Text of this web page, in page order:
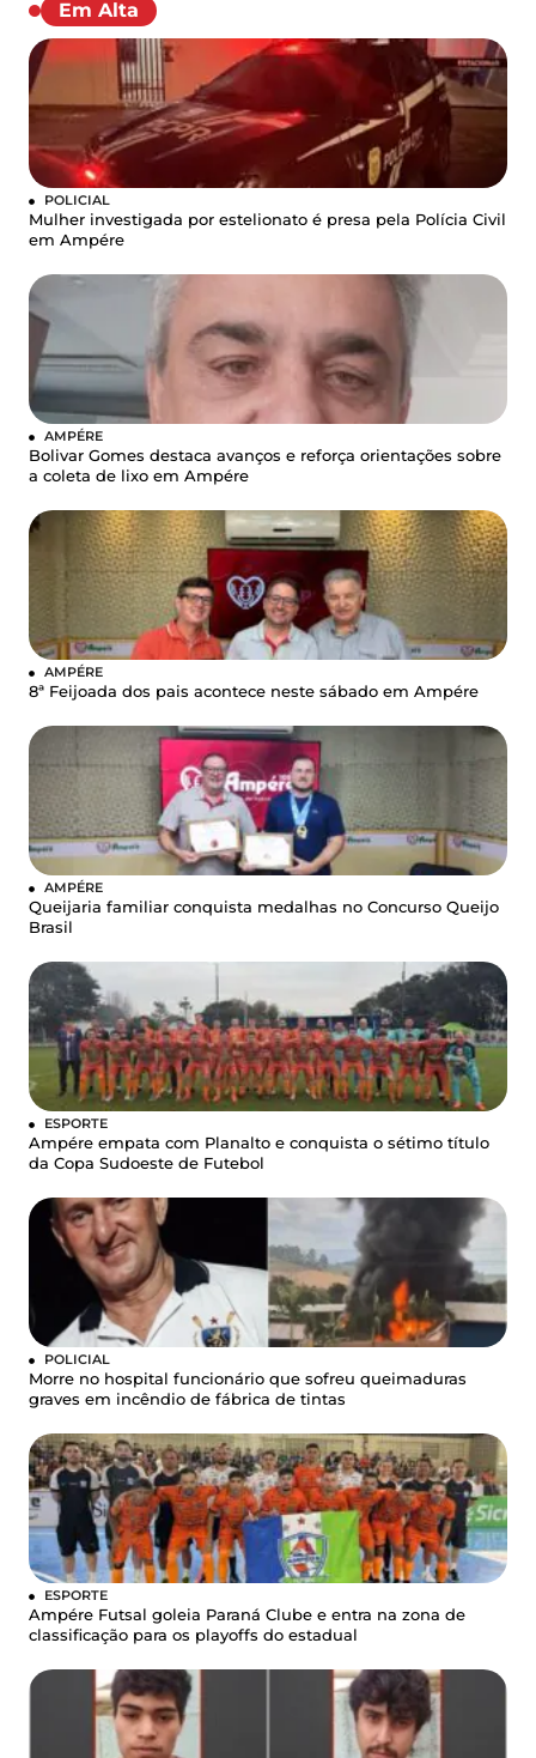
Em Alta
POLICIAL
Mulher investigada por estelionato é presa pela Polícia Civil
em Ampére
AMPÉRE
Bolivar Gomes destaca avanços e reforça orientações sobre
a coleta de lixo em Ampére
AMPÉRE
8ª Feijoada dos pais acontece neste sábado em Ampére
AMPÉRE
Queijaria familiar conquista medalhas no Concurso Queijo
Brasil
ESPORTE
Ampére empata com Planalto e conquista o sétimo título
da Copa Sudoeste de Futebol
POLICIAL
Morre no hospital funcionário que sofreu queimaduras
graves em incêndio de fábrica de tintas
ESPORTE
Ampére Futsal goleia Paraná Clube e entra na zona de
classificação para os playoffs do estadual